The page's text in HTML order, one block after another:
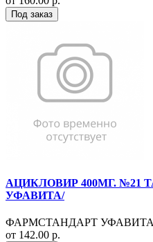
Под заказ
АЦИКЛОВИР 400МГ. №21
УФАВИТА/
ФАРМСТАНДАРТ УФАВИТА
от 142.00 р.